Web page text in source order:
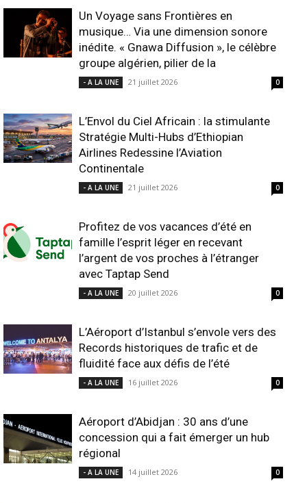
Un Voyage sans Frontières en
musique… Via une dimension sonore
inédite. « Gnawa Diffusion », le célèbre
groupe algérien, pilier de la
- A LA UNE 21 juillet 2026 0
L’Envol du Ciel Africain : la stimulante
Stratégie Multi-Hubs d’Ethiopian
Airlines Redessine l’Aviation
Continentale
- A LA UNE 21 juillet 2026 0
Profitez de vos vacances d’été en
famille l’esprit léger en recevant
l’argent de vos proches à l’étranger
avec Taptap Send
- A LA UNE 20 juillet 2026 0
L’Aéroport d’Istanbul s’envole vers des
Records historiques de trafic et de
fluidité face aux défis de l’été
- A LA UNE 16 juillet 2026 0
Aéroport d’Abidjan : 30 ans d’une
concession qui a fait émerger un hub
régional
- A LA UNE 14 juillet 2026 0